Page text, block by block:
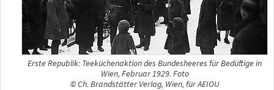
Erste Republik: Teeküchenaktion des Bundesheeres für Bedüftige in
Wien, Februar 1929. Foto
© Ch. Brandstätter Verlag, Wien, für AEIOU